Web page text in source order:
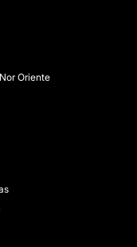
Oriente